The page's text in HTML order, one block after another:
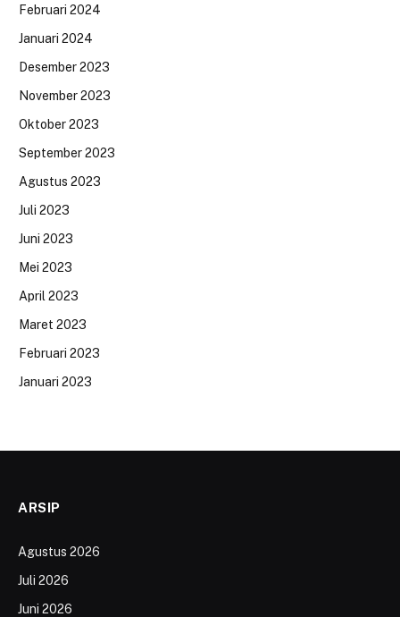
Februari 2024
Januari 2024
Desember 2023
November 2023
Oktober 2023
September 2023
Agustus 2023
Juli 2023
Juni 2023
Mei 2023
April 2023
Maret 2023
Februari 2023
Januari 2023
ARSIP
Agustus 2026
Juli 2026
Juni 2026